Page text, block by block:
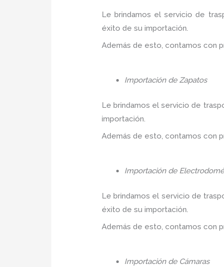
Le brindamos el servicio de
éxito de su importación.
Además de esto, contamos con
Importación de Zapatos
Le brindamos el servicio de
importación.
Además de esto, contamos con
Importación de
Le brindamos el servicio de
éxito de su importación.
Además de esto, contamos con
Importación de Cámaras